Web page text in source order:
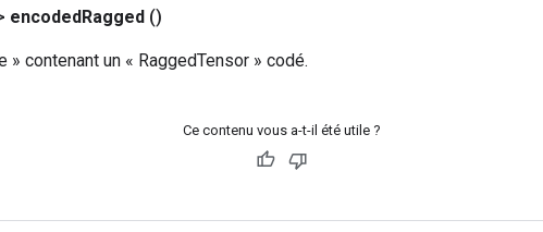
encodedRagged ()
» contenant un « RaggedTensor » codé.
Ce contenu vous a-t-il été utile ?